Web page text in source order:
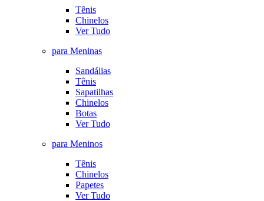
Tênis
Chinelos
Ver Tudo
para Meninas
Sandálias
Tênis
Sapatilhas
Chinelos
Botas
Ver Tudo
para Meninos
Tênis
Chinelos
Papetes
Ver Tudo